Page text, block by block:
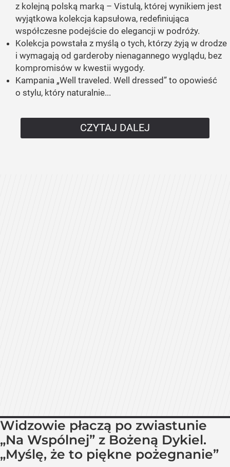
z kolejną polską marką – Vistulą, której wynikiem jest
wyjątkowa kolekcja kapsułowa, redefiniująca
współczesne podejście do elegancji w podróży.
Kolekcja powstała z myślą o tych, którzy żyją w drodze
i wymagają od garderoby nienagannego wyglądu, bez
kompromisów w kwestii wygody.
Kampania „Well traveled. Well dressed” to opowieść
o stylu, który naturalnie...
CZYTAJ DALEJ
Widzowie płaczą po zwiastunie
„Na Wspólnej” z Bożeną Dykiel.
„Myślę, że to piękne pożegnanie”